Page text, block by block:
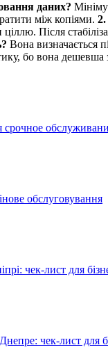
даних?
між копіями.
ціллю. Після
Вона визначається
бо вона дешевша
срочное
обслуговування
чек-лист для
чек-лист для